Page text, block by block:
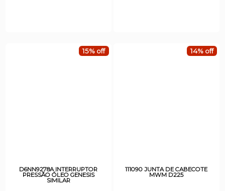
15% off
D6NN9278A INTERRUPTOR
PRESSÃO ÓLEO GENESIS
SIMILAR
14% off
111090 JUNTA DE CABECOTE
MWM D225